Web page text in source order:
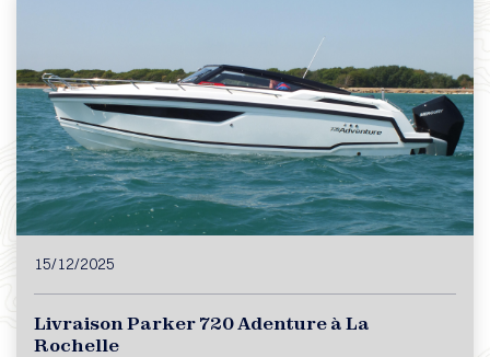
15/12/2025
Livraison Parker 720 Adenture à La
Rochelle